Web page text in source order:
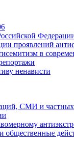
проявлений
в
ненависти
СМИ и
общественные